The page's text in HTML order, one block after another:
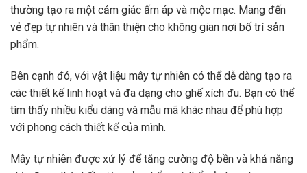
thường tạo ra một cảm giác ấm áp và mộc mạc. Mang đến
vẻ đẹp tự nhiên và thân thiện cho không gian nơi bố trí sản
phẩm.
Bên cạnh đó, với vật liệu mây tự nhiên có thể dễ dàng tạo ra
các thiết kế linh hoạt và đa dạng cho ghế xích đu. Bạn có thể
tìm thấy nhiều kiểu dáng và mẫu mã khác nhau để phù hợp
với phong cách thiết kế của mình.
Mây tự nhiên được xử lý để tăng cường độ bền và khả năng